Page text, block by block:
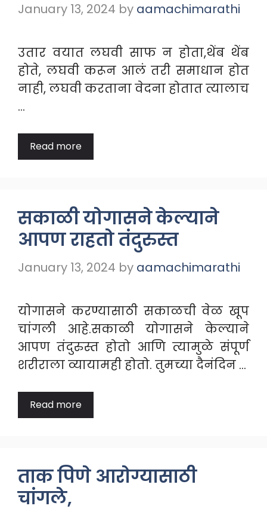
January 13, 2024 by aamachimarathi
उतार वयात लघवी साफ न होता,थेंब थेंब
होते, लघवी करून आलं तरी समाधान होत
नाही, लघवी करताना वेदना होतात त्यालाच
…
Read more
सकाळी योगासने केल्याने
आपण राहतो तंदुरुस्त
January 13, 2024 by aamachimarathi
योगासने करण्यासाठी सकाळची वेळ खूप
चांगली आहे.सकाळी योगासने केल्याने
आपण तंदुरुस्त होतो आणि त्यामुळे संपूर्ण
शरीराला व्यायामही होतो. तुमच्या दैनंदिन …
Read more
ताक पिणे आरोग्यासाठी
चांगले,